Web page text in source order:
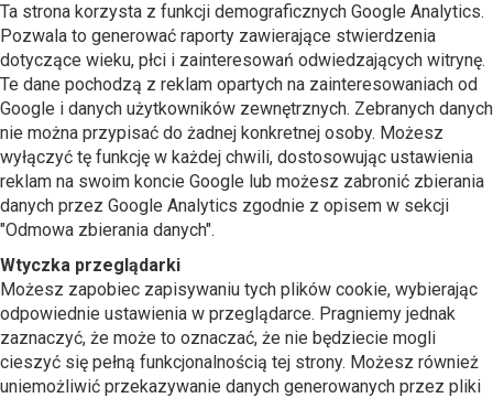
Ta strona korzysta z funkcji demograficznych Google Analytics.
Pozwala to generować raporty zawierające stwierdzenia
dotyczące wieku, płci i zainteresowań odwiedzających witrynę.
Te dane pochodzą z reklam opartych na zainteresowaniach od
Google i danych użytkowników zewnętrznych. Zebranych danych
nie można przypisać do żadnej konkretnej osoby. Możesz
wyłączyć tę funkcję w każdej chwili, dostosowując ustawienia
reklam na swoim koncie Google lub możesz zabronić zbierania
danych przez Google Analytics zgodnie z opisem w sekcji
"Odmowa zbierania danych".
Wtyczka przeglądarki
Możesz zapobiec zapisywaniu tych plików cookie, wybierając
odpowiednie ustawienia w przeglądarce. Pragniemy jednak
zaznaczyć, że może to oznaczać, że nie będziecie mogli
cieszyć się pełną funkcjonalnością tej strony. Możesz również
uniemożliwić przekazywanie danych generowanych przez pliki